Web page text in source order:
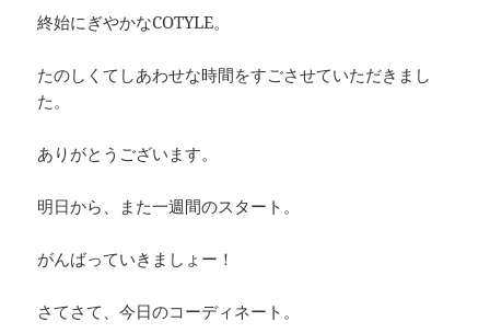
終始にぎやかなCOTYLE。
たのしくてしあわせな時間をすごさせていただきまし
た。
ありがとうございます。
明日から、また一週間のスタート。
がんばっていきましょー！
さてさて、今日のコーディネート。